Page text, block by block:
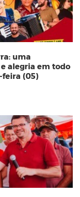
uma
alegria em todo
feira (05)